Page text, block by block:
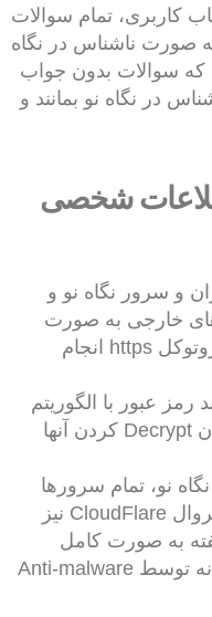
تمام سوالات
صورت ناشناس در نگاه
که سوالات بدون جواب
در نگاه نو بمانند و
شخصی
و سرور نگاه نو و
خارجی به صورت
امن و رمزگذاری شده از طریق پروتوکل https انجام
عبور با الگوریتم
bcrypt رمز‌گذاری می‌شوند و امکان Decrypt کردن آنها
نو، تمام سرورها
علاوه بر فایروال داخلی، پشت فایروال CloudFlare نیز
به صورت کامل
بروزرسانی شده و به صورت روزانه توسط Anti-malware